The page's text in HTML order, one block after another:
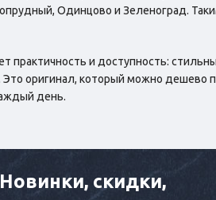
Одинцово и Зеленоград.
практичность и доступность:
Это оригинал, который можно дешево
день.
скидки,